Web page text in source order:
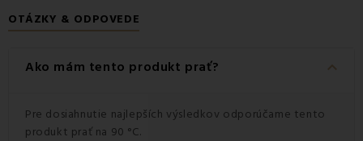
OTÁZKY & ODPOVEDE
Ako mám tento produkt prať? keyboard_arrow_down
Pre dosiahnutie najlepších výsledkov odporúčame tento
produkt prať na 90 °C.